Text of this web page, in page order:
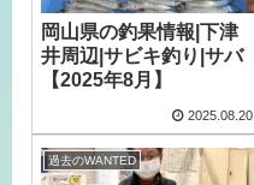
岡山県の釣果情報|下津
井周辺|サビキ釣り|サバ
【2025年8月】
2025.08.20
過去のWANTED